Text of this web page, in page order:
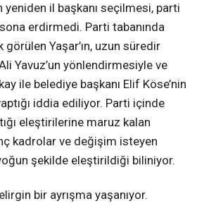
yeniden il başkanı seçilmesi, parti
erdirmedi. Parti tabanında
Yaşar’ın, uzun süredir
Yavuz’un yönlendirmesiyle ve
ile belediye başkanı Elif Köse’nin
iddia ediliyor. Parti içinde
eleştirilerine maruz kalan
kadrolar ve değişim isteyen
şekilde eleştirildiği biliniyor.
bir ayrışma yaşanıyor.